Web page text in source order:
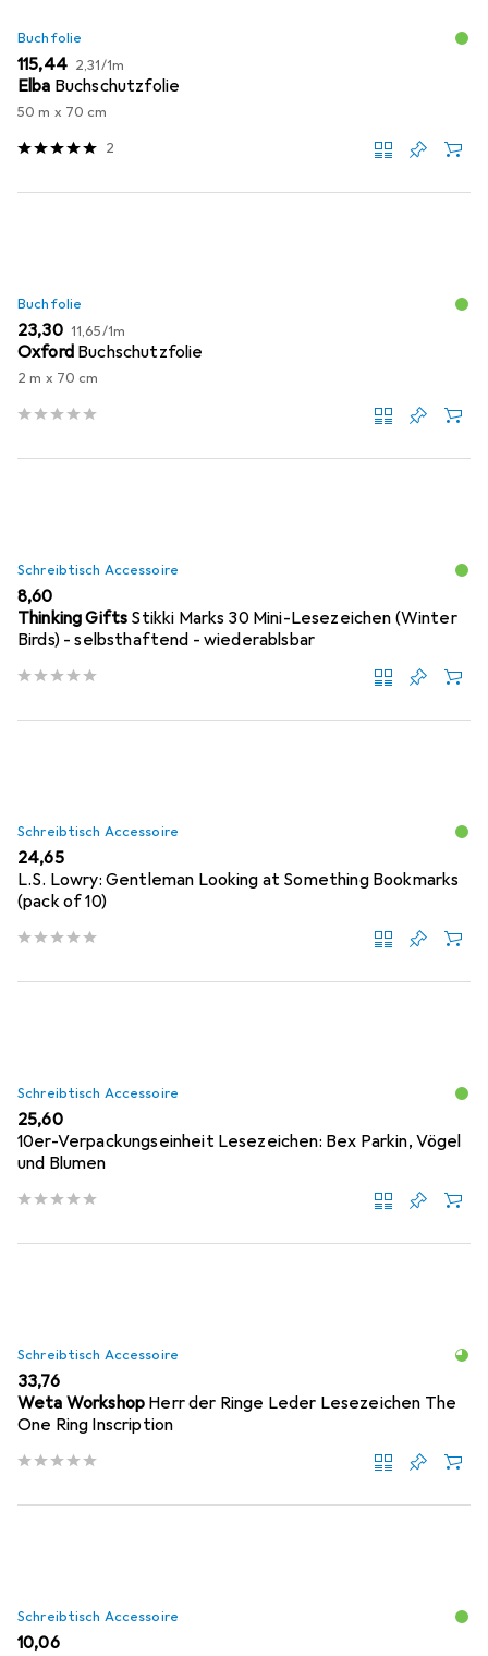
Buchfolie
EUR
115,44 EUR
2,31/1m
Elba Buchschutzfolie
50 m x 70 cm
2
Buchfolie
EUR
23,30 EUR
11,65/1m
Oxford Buchschutzfolie
2 m x 70 cm
Schreibtisch Accessoire
EUR
8,60
Thinking Gifts Stikki Marks 30 Mini-Lesezeichen (Winter
Birds) - selbsthaftend - wiederablsbar
Schreibtisch Accessoire
EUR
24,65
L.S. Lowry: Gentleman Looking at Something Bookmarks
(pack of 10)
Schreibtisch Accessoire
EUR
25,60
10er-Verpackungseinheit Lesezeichen: Bex Parkin, Vögel
und Blumen
Schreibtisch Accessoire
EUR
33,76
Weta Workshop Herr der Ringe Leder Lesezeichen The
One Ring Inscription
Schreibtisch Accessoire
EUR
10,06